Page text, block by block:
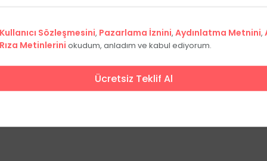
Kullanıcı Sözleşmesini, Pazarlama İznini, Aydınlatma Metnini,
Rıza Metinlerini okudum, anladım ve kabul ediyorum.
Ücretsiz Teklif Al
İsterseniz, kendi fotoğrafçınızı ve
dokusuyla göz kamaştırıyor. Bahçemiz
eşsiz bir atmosfer sunarken, after party
After party alanı